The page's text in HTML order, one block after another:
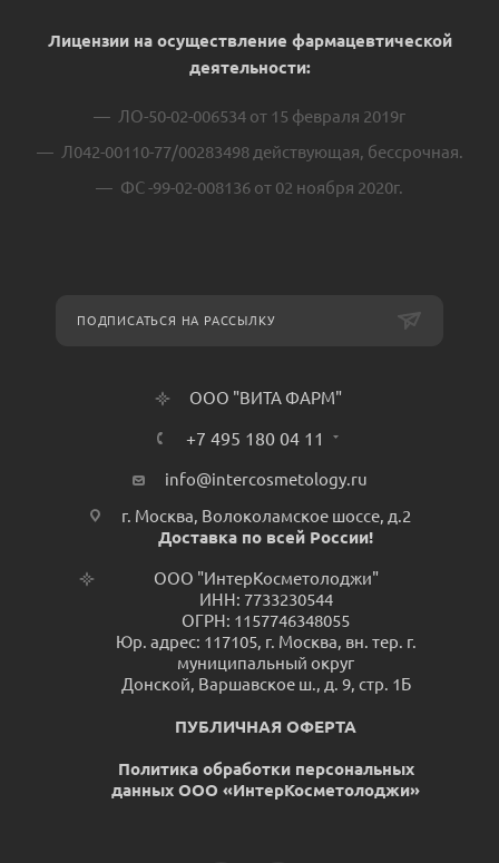
Лицензии на осуществление фармацевтической
деятельности:
ЛО-50-02-006534 от 15 февраля 2019г
Л042-00110-77/00283498 действующая, бессрочная.
ФС -99-02-008136 от 02 ноября 2020г.
ПОДПИСАТЬСЯ НА РАССЫЛКУ
ООО "ВИТА ФАРМ"
+7 495 180 04 11
info@intercosmetology.ru
г. Москва, Волоколамское шоссе, д.2
Доставка по всей России!
ООО "ИнтерКосметолоджи"
ИНН: 7733230544
ОГРН: 1157746348055
Юр. адрес: 117105, г. Москва, вн. тер. г.
муниципальный округ
Донской, Варшавское ш., д. 9, стр. 1Б
ПУБЛИЧНАЯ ОФЕРТА
Политика обработки персональных
данных ООО «ИнтерКосметолоджи»